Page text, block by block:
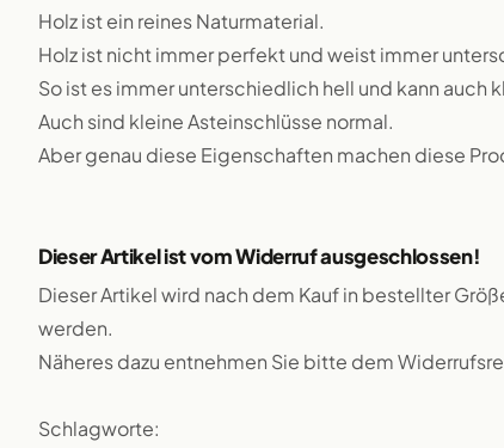
Holz ist ein reines Naturmaterial.
Holz ist nicht immer perfekt und weist immer
So ist es immer unterschiedlich hell und kann auch
Auch sind kleine Asteinschlüsse normal.
Aber genau diese Eigenschaften machen diese
Dieser Artikel ist vom Widerruf ausgeschlossen!
Dieser Artikel wird nach dem Kauf in bestellter
werden.
Näheres dazu entnehmen Sie bitte dem
Schlagworte: